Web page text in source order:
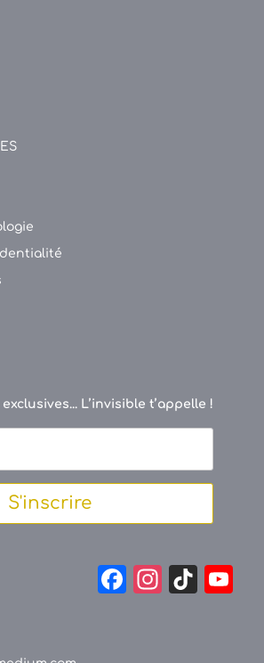
L’invisible t’appelle !
S'inscrire
F
In
Ti